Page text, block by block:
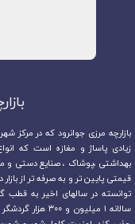
زیادی پاساژ و مغازه است که
بهداشتی ،پوشاک ، صنایع دستی و
قیمتی پایین تر و به صرفه تر از
توانسته در سالهای اخیر به
سالانه ۱